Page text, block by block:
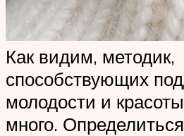
Как видим, методик,
способствующих
молодости и
много.